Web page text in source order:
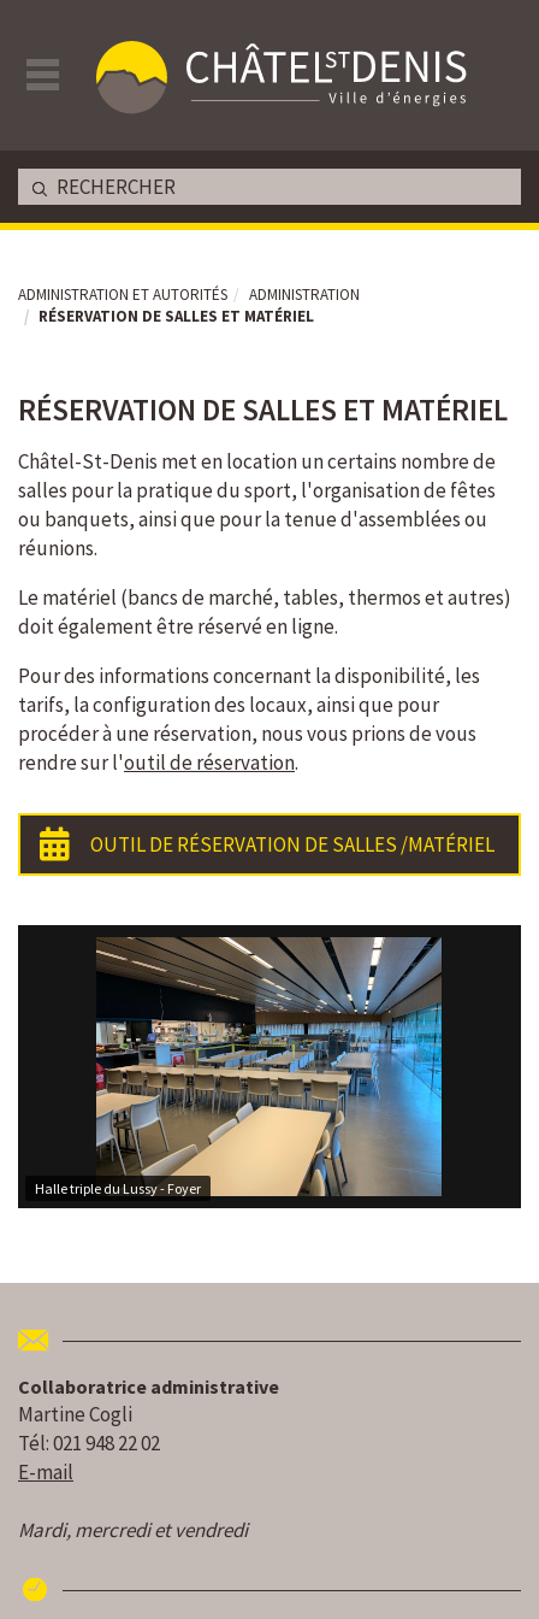
ADMINISTRATION ET AUTORITÉS
ADMINISTRATION
RÉSERVATION DE SALLES ET MATÉRIEL
RÉSERVATION DE SALLES ET MATÉRIEL
Châtel-St-Denis met en location un certains nombre de
salles pour la pratique du sport, l'organisation de fêtes
ou banquets, ainsi que pour la tenue d'assemblées ou
réunions.
Le matériel (bancs de marché, tables, thermos et autres)
doit également être réservé en ligne.
Pour des informations concernant la disponibilité, les
tarifs, la configuration des locaux, ainsi que pour
procéder à une réservation, nous vous prions de vous
rendre sur l'outil de réservation.
OUTIL DE RÉSERVATION DE SALLES /MATÉRIEL
Halle triple du Lussy - Foyer
Collaboratrice administrative
Martine Cogli
Tél: 021 948 22 02
E-mail
Mardi, mercredi et vendredi